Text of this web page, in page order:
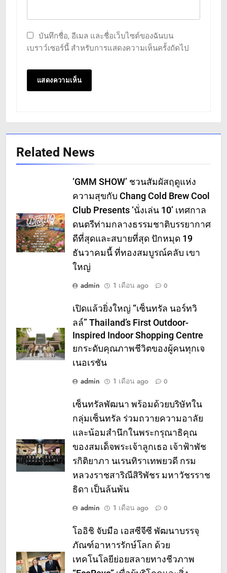
บันทึกชื่อ, อีเมล และชื่อเว็บไซต์ของฉันบน
เบราว์เซอร์นี้ สำหรับการแสดงความเห็นครั้งถัดไป
Related News
‘GMM SHOW’ ชวนสัมผัสฤดูแห่ง
ความสุขกับ Chang Cold Brew Cool
Club Presents ‘นั่งเล่น 10’ เทศกาล
ดนตรีท่ามกลางธรรมชาติบรรยากาศ
ดีที่สุดและสบายที่สุด ปักหมุด 19
ธันวาคมนี้ ที่ทองสมบูรณ์คลับ เขา
ใหญ่
admin
1 เดือน ago 0
เปิดแล้วยิ่งใหญ่ “เซ็นทรัล นอร์ทวิ
ลล์” Thailand’s First Outdoor-
Inspired Indoor Shopping Centre
ยกระดับคุณภาพชีวิตของผู้คนทุกเจ
เนอเรชัน
admin
1 เดือน ago 0
เซ็นทรัลพัฒนา พร้อมด้วยบริษัทใน
กลุ่มเซ็นทรัล ร่วมถวายความอาลัย
และน้อมสำนึกในพระกรุณาธิคุณ
ของสมเด็จพระเจ้าลูกเธอ เจ้าฟ้าพัช
รกิติยาภา นเรนทิราเทพยวดี กรม
หลวงราชสาริณีสิริพัชร มหาวัชรราช
ธิดา เป็นล้นพ้น
admin
1 เดือน ago 0
โออิชิ จับมือ เอสซีจีซี พัฒนาบรรจุ
ภัณฑ์อาหารรักษ์โลก ด้วย
เทคโนโลยีย่อยสลายทางชีวภาพ